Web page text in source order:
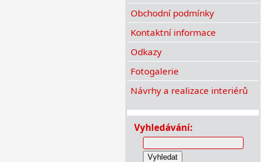
Obchodní podmínky
Kontaktní informace
Odkazy
Fotogalerie
Návrhy a realizace interiérů
Vyhledávání:
Vyhledat